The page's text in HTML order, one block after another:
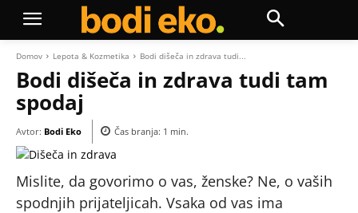
Domov Lepota & Kozmetika Bodi dišeča in zdrava tudi...
Bodi dišeča in zdrava tudi tam
spodaj
Avtor: Bodi Eko Čas branja: 1 min.
Mislite, da govorimo o vas, ženske? Ne, o vaših
spodnjih prijateljicah. Vsaka od vas ima